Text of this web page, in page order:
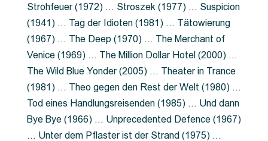
Strohfeuer (1972) … Stroszek (1977) … Suspicion
(1941) … Tag der Idioten (1981) … Tätowierung
(1967) … The Deep (1970) … The Merchant of
Venice (1969) … The Million Dollar Hotel (2000) …
The Wild Blue Yonder (2005) … Theater in Trance
(1981) … Theo gegen den Rest der Welt (1980) …
Tod eines Handlungsreisenden (1985) … Und dann
Bye Bye (1966) … Unprecedented Defence (1967)
… Unter dem Pflaster ist der Strand (1975) …